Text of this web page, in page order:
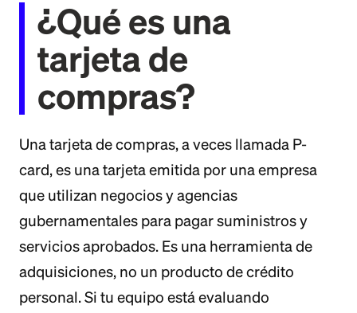
¿Qué es una
tarjeta de
compras?
Una tarjeta de compras, a veces llamada P-
card, es una tarjeta emitida por una empresa
que utilizan negocios y agencias
gubernamentales para pagar suministros y
servicios aprobados. Es una herramienta de
adquisiciones, no un producto de crédito
personal. Si tu equipo está evaluando